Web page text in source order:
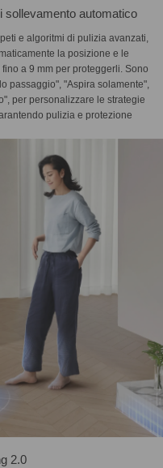
sollevamento automatico
e algoritmi di pulizia avanzati,
la posizione e le
a 9 mm per proteggerli. Sono
passaggio", "Aspira solamente",
per personalizzare le strategie
pulizia e protezione
2.0